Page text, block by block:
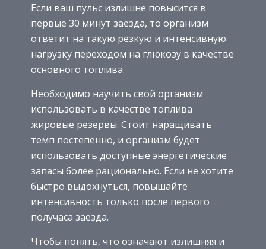
Если ваш пульс излишне повысится в
первые 30 минут заезда, то организм
ответит на такую резкую и интенсивную
нагрузку переходом на глюкозу в качестве
основного топлива.
Необходимо научить свой организм
использовать в качестве топлива
жировые резервы. Стоит наращивать
темп постепенно, и организм будет
использовать доступные энергетические
запасы более рационально. Если не хотите
быстро выдохнуться, повышайте
интенсивность только после первого
получаса заезда.
Чтобы понять, что означают излишняя и